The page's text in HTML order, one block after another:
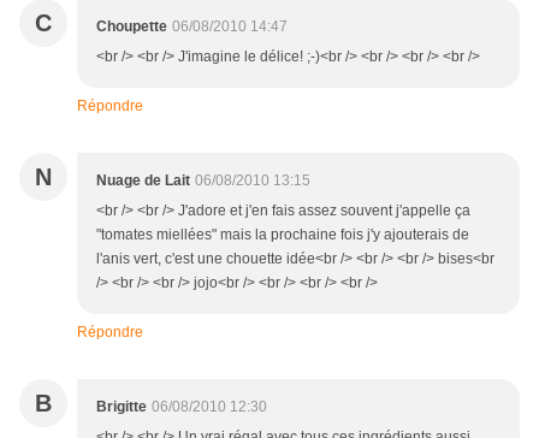
C Choupette 06/08/2010 14:47
<br /> <br /> J'imagine le délice! ;-)<br /> <br /> <br /> <br />
Répondre
N Nuage de Lait 06/08/2010 13:15
<br /> <br /> J'adore et j'en fais assez souvent j'appelle ça
"tomates miellées" mais la prochaine fois j'y ajouterais de
l'anis vert, c'est une chouette idée<br /> <br /> <br /> bises<br
/> <br /> <br /> jojo<br /> <br /> <br /> <br />
Répondre
B Brigitte 06/08/2010 12:30